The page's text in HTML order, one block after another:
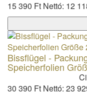
15 390 Ft Nettó: 12
Bissflügel -
Speicherfolien
30 390 Ft Nettó: 23